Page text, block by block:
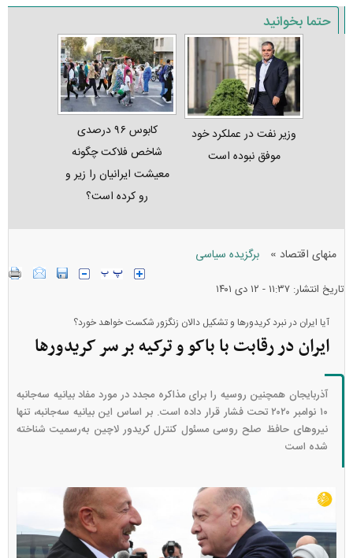
حتما بخوانید
وزیر نفت در عملکرد خود
موفق نبوده است
کابوس ۹۶ درصدی
شاخص فلاکت چگونه
معیشت ایرانیان را زیر و
رو کرده است؟
منهای اقتصاد » برگزیده سیاسی
تاریخ انتشار: ۱۱:۳۷ - ۱۲ دی ۱۴۰۱
آیا ایران در نبرد کریدور‌ها و تشکیل دالان زنگزور شکست خواهد خورد؟
ایران در رقابت با باکو و ترکیه بر سر کریدور‌ها
آذربایجان همچنین روسیه را برای مذاکره مجدد در مورد مفاد بیانیه سه‌جانبه
۱۰ نوامبر ۲۰۲۰ تحت فشار قرار داده است. بر اساس این بیانیه سه‌جانبه، تنها
نیرو‌های حافظ صلح روسی مسئول کنترل کریدور لاچین به‌رسمیت شناخته
شده است